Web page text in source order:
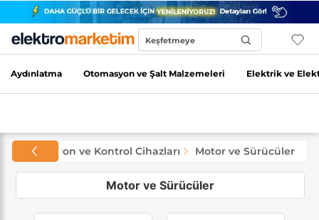
Keşfetmeye
Aydınlatma Otomasyon ve Şalt Malzemeleri Elektrik ve
Otomasyon ve Kontrol Cihazları Motor ve Sürücüler
Motor ve Sürücüler